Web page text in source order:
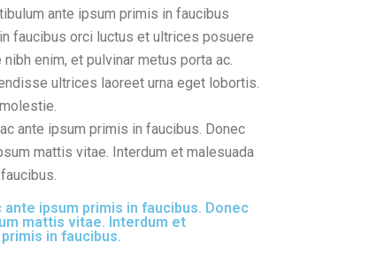
ante ipsum primis in faucibus
faucibus orci luctus et ultrices posuere
enim, et pulvinar metus porta ac.
ultrices laoreet urna eget lobortis.
ante ipsum primis in faucibus. Donec
mattis vitae. Interdum et malesuada
ipsum primis in faucibus. Donec
mattis vitae. Interdum et
in faucibus.